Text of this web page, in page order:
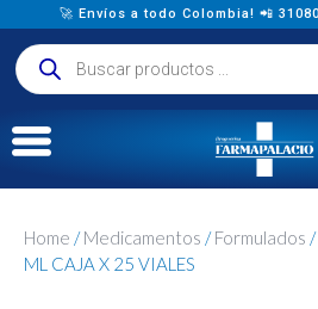
🚀 Envíos a todo Colombia! 📲
Home /Medicamentos /Formulados
ML CAJA X 25 VIALES